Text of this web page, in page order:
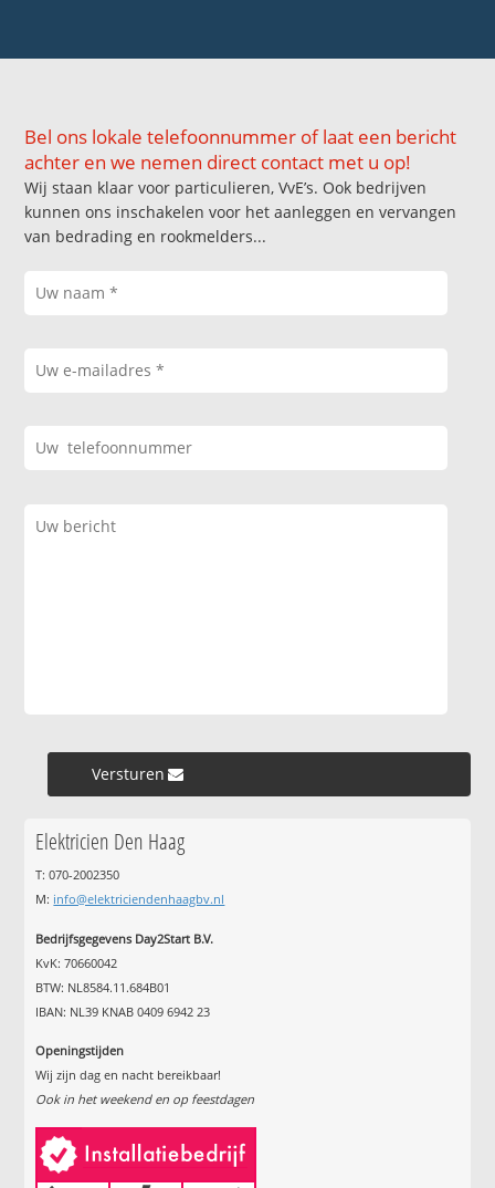
Bel ons lokale telefoonnummer of laat een bericht
achter en we nemen direct contact met u op!
Wij staan klaar voor particulieren, VvE’s. Ook bedrijven
kunnen ons inschakelen voor het aanleggen en vervangen
van bedrading en rookmelders...
Versturen »
Elektricien Den Haag
T: 070-2002350
M: info@elektriciendenhaagbv.nl
Bedrijfsgegevens Day2Start B.V.
KvK: 70660042
BTW: NL8584.11.684B01
IBAN: NL39 KNAB 0409 6942 23
Openingstijden
Wij zijn dag en nacht bereikbaar!
Ook in het weekend en op feestdagen